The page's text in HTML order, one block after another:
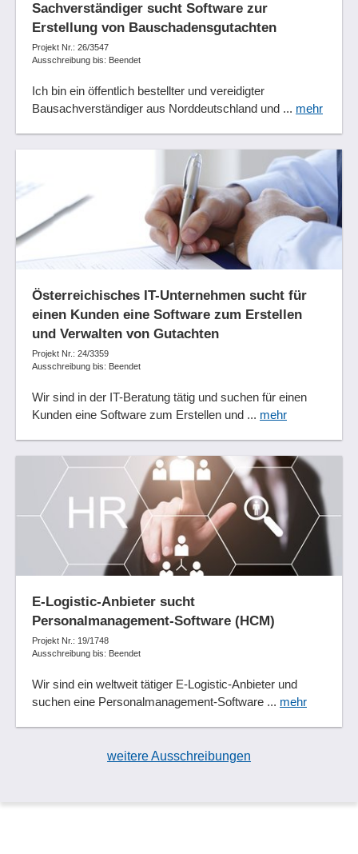
Teilprozessanalyse
Teilstrukturanalysen
Terminüberwachung
Textbausteinverwaltung
Ticketsystem
Überwachung von Workflows
Unified Modeling Language (UML)
Unterstützung des Auswahlverfahrens
Urlaubsansprüche
Urlaubsübersichten
Verbesserungen
Versionskontrolle
Versionsmanagement
Vertrags-Genehmigungs-Workflow
Verwaltung der Roboter
Vorgangsverwaltung
Vorlagenmanagement
Workflow-Designer
Workflow-Management
Workflowoptimierung
Workflowstatus
XML-Schnittstelle
Zeitgesteuerte Workflows
Zusätzliche Datenbankfelder
Sachverständiger sucht Software zur
Erstellung von Bauschadensgutachten
Projekt Nr.: 26/3547
Ausschreibung bis: Beendet
Ich bin ein öffentlich bestellter und vereidigter
Bausachverständiger aus Norddeutschland und ... mehr
Österreichisches IT-Unternehmen sucht für
einen Kunden eine Software zum Erstellen
und Verwalten von Gutachten
Projekt Nr.: 24/3359
Ausschreibung bis: Beendet
Wir sind in der IT-Beratung tätig und suchen für einen
Kunden eine Software zum Erstellen und ... mehr
E-Logistic-Anbieter sucht
Personalmanagement-Software (HCM)
Projekt Nr.: 19/1748
Ausschreibung bis: Beendet
Wir sind ein weltweit tätiger E-Logistic-Anbieter und
suchen eine Personalmanagement-Software ... mehr
weitere Ausschreibungen